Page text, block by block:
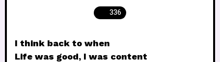
336
I think back to when
Life was good, I was content